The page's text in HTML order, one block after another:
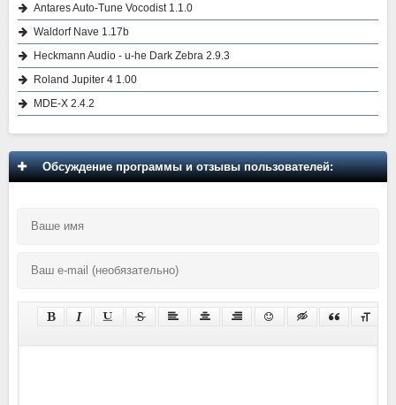
Antares Auto-Tune Vocodist 1.1.0
Waldorf Nave 1.17b
Heckmann Audio - u-he Dark Zebra 2.9.3
Roland Jupiter 4 1.00
MDE-X 2.4.2
Обсуждение программы и отзывы пользователей: